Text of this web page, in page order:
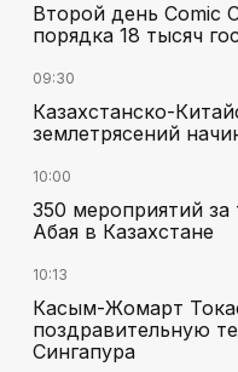
Второй день Comic
порядка 18 тысяч
09:30
Казахстанско-
землетрясений
10:00
350 мероприятий
Абая в Казахстане
10:13
Касым-Жомарт
поздравительную
Сингапура